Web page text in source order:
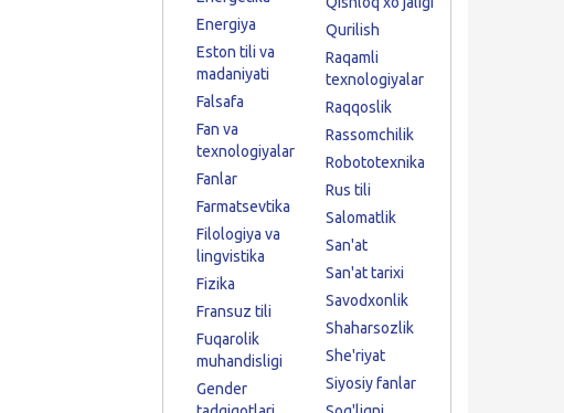
Energiya
Eston tili va
madaniyati
Falsafa
Fan va
texnologiyalar
Fanlar
Farmatsevtika
Filologiya va
lingvistika
Fizika
Fransuz tili
Fuqarolik
muhandisligi
Gender
Qurilish
Raqamli
texnologiyalar
Raqqoslik
Rassomchilik
Robototexnika
Rus tili
Salomatlik
San'at
San'at tarixi
Savodxonlik
Shaharsozlik
She'riyat
Siyosiy fanlar